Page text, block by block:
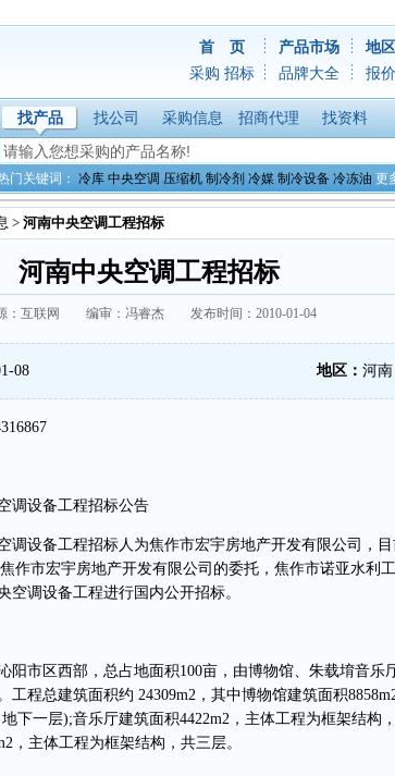
首 页 产品市场 地
采购 招标 品牌大全 报
找产品 找公司 采购信息 招商代理 找资料
门关键词： 冷库 中央空调 压缩机 制冷剂 冷媒 制冷设备 冷冻油 更
> 河南中央空调工程招标
河南中央空调工程招标
：互联网 编审：冯睿杰 发布时间：2010-01-04
08 地区： 河南
设备工程招标公告
设备工程招标人为焦作市宏宇房地产开发有限公司，目
作市宏宇房地产开发有限公司的委托，焦作市诺亚水利
空调设备工程进行国内公开招标。
市区西部，总占地面积100亩，由博物馆、朱载堉音乐
工程总建筑面积约 24309m2，其中博物馆建筑面积
下一层);音乐厅建筑面积4422m2，主体工程为框架结构
，主体工程为框架结构，共三层。